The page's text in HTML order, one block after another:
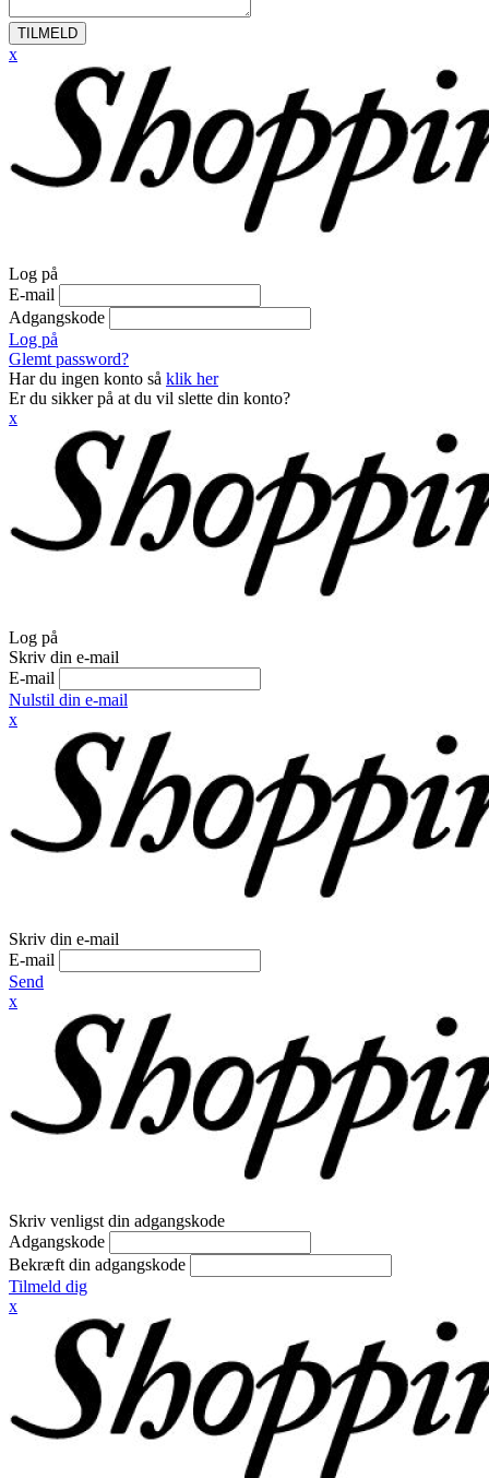
TILMELD
x
Log på
E-mail
Adgangskode
Log på
Glemt password?
Har du ingen konto så klik her
Er du sikker på at du vil slette din konto?
x
Log på
Skriv din e-mail
E-mail
Nulstil din e-mail
x
Skriv din e-mail
E-mail
Send
x
Skriv venligst din adgangskode
Adgangskode
Bekræft din adgangskode
Tilmeld dig
x